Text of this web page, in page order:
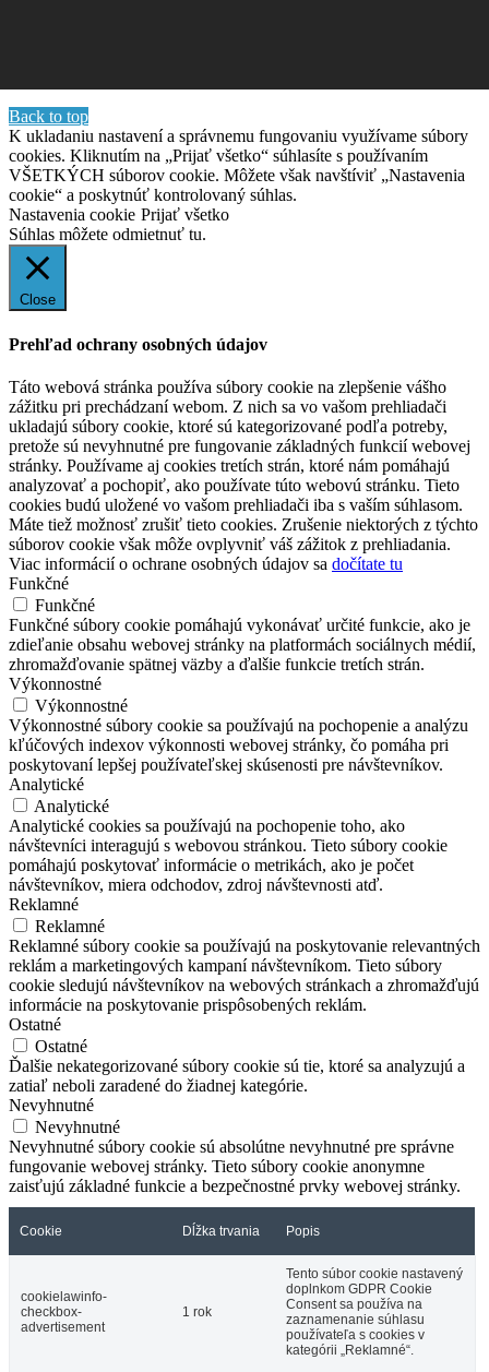
Back to top
K ukladaniu nastavení a správnemu fungovaniu využívame súbory
cookies. Kliknutím na „Prijať všetko“ súhlasíte s používaním
VŠETKÝCH súborov cookie. Môžete však navštíviť „Nastavenia
cookie“ a poskytnúť kontrolovaný súhlas.
Nastavenia cookie Prijať všetko
Súhlas môžete odmietnuť tu.
Close
Prehľad ochrany osobných údajov
Táto webová stránka používa súbory cookie na zlepšenie vášho
zážitku pri prechádzaní webom. Z nich sa vo vašom prehliadači
ukladajú súbory cookie, ktoré sú kategorizované podľa potreby,
pretože sú nevyhnutné pre fungovanie základných funkcií webovej
stránky. Používame aj cookies tretích strán, ktoré nám pomáhajú
analyzovať a pochopiť, ako používate túto webovú stránku. Tieto
cookies budú uložené vo vašom prehliadači iba s vaším súhlasom.
Máte tiež možnosť zrušiť tieto cookies. Zrušenie niektorých z týchto
súborov cookie však môže ovplyvniť váš zážitok z prehliadania.
Viac informácií o ochrane osobných údajov sa dočítate tu
Funkčné
Funkčné
Funkčné súbory cookie pomáhajú vykonávať určité funkcie, ako je
zdieľanie obsahu webovej stránky na platformách sociálnych médií,
zhromažďovanie spätnej väzby a ďalšie funkcie tretích strán.
Výkonnostné
Výkonnostné
Výkonnostné súbory cookie sa používajú na pochopenie a analýzu
kľúčových indexov výkonnosti webovej stránky, čo pomáha pri
poskytovaní lepšej používateľskej skúsenosti pre návštevníkov.
Analytické
Analytické
Analytické cookies sa používajú na pochopenie toho, ako
návštevníci interagujú s webovou stránkou. Tieto súbory cookie
pomáhajú poskytovať informácie o metrikách, ako je počet
návštevníkov, miera odchodov, zdroj návštevnosti atď.
Reklamné
Reklamné
Reklamné súbory cookie sa používajú na poskytovanie relevantných
reklám a marketingových kampaní návštevníkom. Tieto súbory
cookie sledujú návštevníkov na webových stránkach a zhromažďujú
informácie na poskytovanie prispôsobených reklám.
Ostatné
Ostatné
Ďalšie nekategorizované súbory cookie sú tie, ktoré sa analyzujú a
zatiaľ neboli zaradené do žiadnej kategórie.
Nevyhnutné
Nevyhnutné
Nevyhnutné súbory cookie sú absolútne nevyhnutné pre správne
fungovanie webovej stránky. Tieto súbory cookie anonymne
zaisťujú základné funkcie a bezpečnostné prvky webovej stránky.
Cookie Dĺžka trvania Popis
cookielawinfo-
checkbox-
advertisement
1 rok
Tento súbor cookie nastavený
doplnkom GDPR Cookie
Consent sa používa na
zaznamenanie súhlasu
používateľa s cookies v
kategórii „Reklamné“.